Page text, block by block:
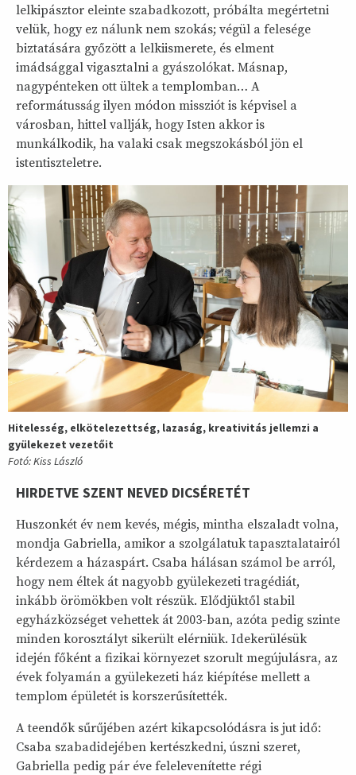
lelkipásztor eleinte szabadkozott, próbálta megértetni
velük, hogy ez nálunk nem szokás; végül a felesége
biztatására győzött a lelkiismerete, és elment
imádsággal vigasztalni a gyászolókat. Másnap,
nagypénteken ott ültek a templomban… A
reformátusság ilyen módon missziót is képvisel a
városban, hittel vallják, hogy Isten akkor is
munkálkodik, ha valaki csak megszokásból jön el
istentiszteletre.
Hitelesség, elkötelezettség, lazaság, kreativitás jellemzi a
gyülekezet vezetőit
Fotó: Kiss László
HIRDETVE SZENT NEVED DICSÉRETÉT
Huszonkét év nem kevés, mégis, mintha elszaladt volna,
mondja Gabriella, amikor a szolgálatuk tapasztalatairól
kérdezem a házaspárt. Csaba hálásan számol be arról,
hogy nem éltek át nagyobb gyülekezeti tragédiát,
inkább örömökben volt részük. Elődjüktől stabil
egyházközséget vehettek át 2003-ban, azóta pedig szinte
minden korosztályt sikerült elérniük. Idekerülésük
idején főként a fizikai környezet szorult megújulásra, az
évek folyamán a gyülekezeti ház kiépítése mellett a
templom épületét is korszerűsítették.
A teendők sűrűjében azért kikapcsolódásra is jut idő:
Csaba szabadidejében kertészkedni, úszni szeret,
Gabriella pedig pár éve felelevenítette régi